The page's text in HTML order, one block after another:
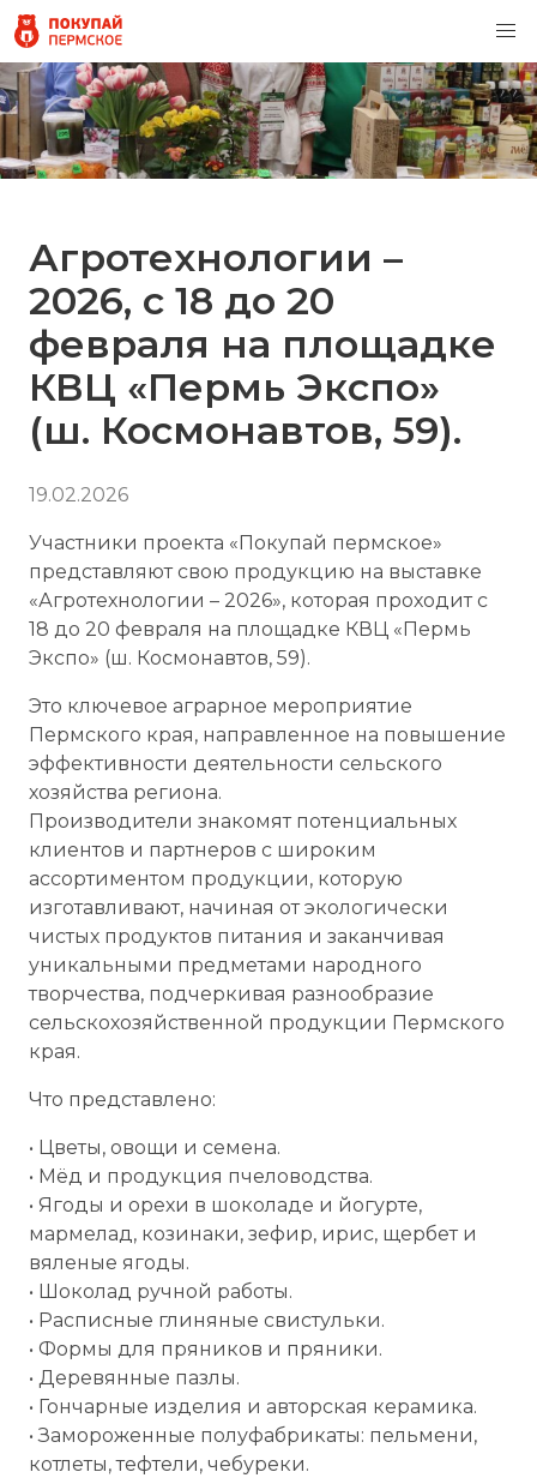
Агротехнологии –
2026, с 18 до 20
февраля на площадке
КВЦ «Пермь Экспо»
(ш. Космонавтов, 59).
19.02.2026
Участники проекта «Покупай пермское»
представляют свою продукцию на выставке
«Агротехнологии – 2026», которая проходит с
18 до 20 февраля на площадке КВЦ «Пермь
Экспо» (ш. Космонавтов, 59).
Это ключевое аграрное мероприятие
Пермского края, направленное на повышение
эффективности деятельности сельского
хозяйства региона.
Производители знакомят потенциальных
клиентов и партнеров с широким
ассортиментом продукции, которую
изготавливают, начиная от экологически
чистых продуктов питания и заканчивая
уникальными предметами народного
творчества, подчеркивая разнообразие
сельскохозяйственной продукции Пермского
края.
Что представлено:
• Цветы, овощи и семена.
• Мёд и продукция пчеловодства.
• Ягоды и орехи в шоколаде и йогурте,
мармелад, козинаки, зефир, ирис, щербет и
вяленые ягоды.
• Шоколад ручной работы.
• Расписные глиняные свистульки.
• Формы для пряников и пряники.
• Деревянные пазлы.
• Гончарные изделия и авторская керамика.
• Замороженные полуфабрикаты: пельмени,
котлеты, тефтели, чебуреки.